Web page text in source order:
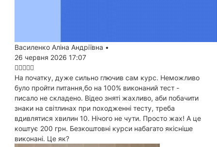
Василенко Аліна Андріївна •
26 червня 2026 17:07
На початку, дуже сильно глючив сам курс. Неможливо
було пройти питання,бо на 100% виконаний тест -
писало не складено. Відео зняті жахливо, аби побачити
знаки на світлинах при походженні тесту, треба
вдивлятися хвилин 10. Нічого не чути. Просто жах! А це
коштує 200 грн. Безкоштовні курси набагато якісніше
виконані. Це як?